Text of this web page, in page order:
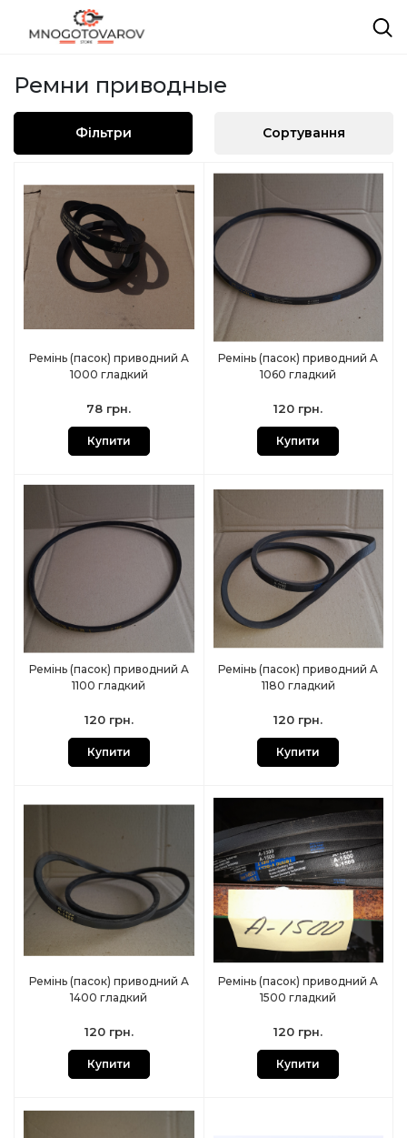
Ремни приводные
Фільтри Сортування
Ремінь (пасок) приводний A
1000 гладкий
78 грн.
Купити
Ремінь (пасок) приводний A
1060 гладкий
120 грн.
Купити
Ремінь (пасок) приводний A
1100 гладкий
120 грн.
Купити
Ремінь (пасок) приводний A
1180 гладкий
120 грн.
Купити
Ремінь (пасок) приводний A
1400 гладкий
120 грн.
Купити
Ремінь (пасок) приводний A
1500 гладкий
120 грн.
Купити